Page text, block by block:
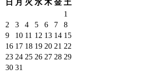
日 月 火 水 木 金 土
1
2
3 4 5 6 7
8
9
10 11 12 13 14 15
16 17 18 19 20 21 22
23 24 25 26 27 28 29
30 31